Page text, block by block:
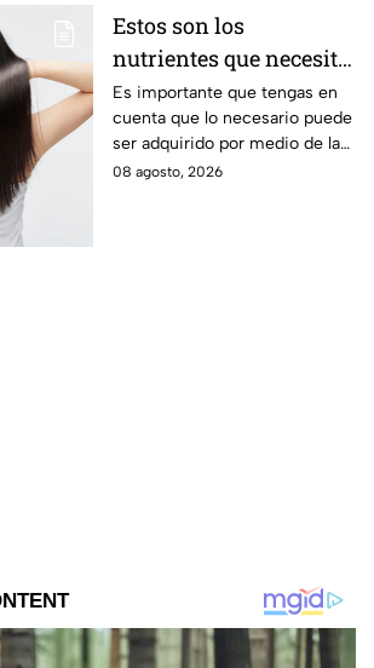
Estos son los
nutrientes que necesita
tu cabello a partir de
los 40 años
Es importante que tengas en
cuenta que lo necesario puede
ser adquirido por medio de la
alimentación.
08 agosto, 2026